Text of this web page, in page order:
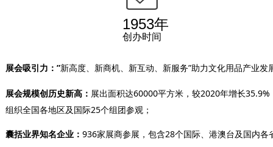
展会吸引力：”新高度、新商机、新互动、新服务”助力文化用品产业发
展会规模创历史新高： 展出面积达60000平方米 ，较2020年增长
组织全国各地区及国际25个组团参观；
囊括业界知名企业： 936家展商参展，包含28个国际、港澳台及国内各
1953年
创办时间